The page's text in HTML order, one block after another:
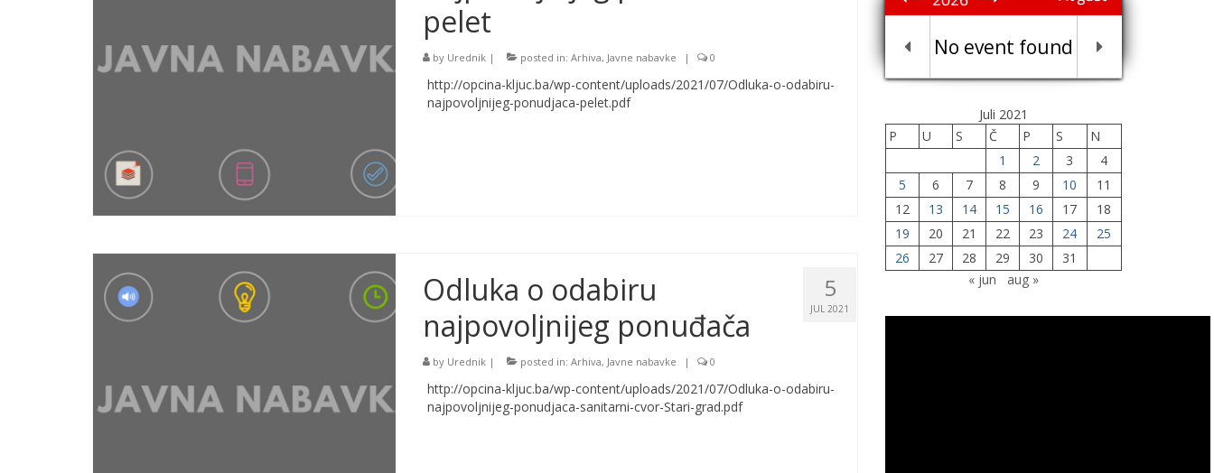
pelet
by Urednik| posted in: Arhiva, Javne nabavke | 0
http://opcina-kljuc.ba/wp-content/uploads/2021/07/Odluka-o-odabiru-
najpovoljnijeg-ponudjaca-pelet.pdf
5
JUL 2021
Odluka o odabiru
najpovoljnijeg ponuđača
by Urednik| posted in: Arhiva, Javne nabavke | 0
http://opcina-kljuc.ba/wp-content/uploads/2021/07/Odluka-o-odabiru-
najpovoljnijeg-ponudjaca-sanitarni-cvor-Stari-grad.pdf
No event found
Juli 2021
P
U S Č P S
N
1
2 3
4
5
6 7 8 9 10
11
12
13 14 15 16 17
18
19
20 21 22 23 24
25
26
27 28 29 30
31
« jun
aug »